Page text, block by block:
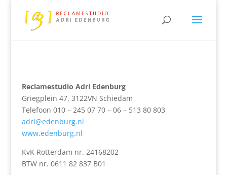
Reclamestudio Adri Edenburg
Griegplein 47, 3122VN Schiedam
Telefoon 010 – 245 07 70 – 06 – 513 80 803
adri@edenburg.nl
www.edenburg.nl
KvK Rotterdam nr. 24168202
BTW nr. 0611 82 837 B01